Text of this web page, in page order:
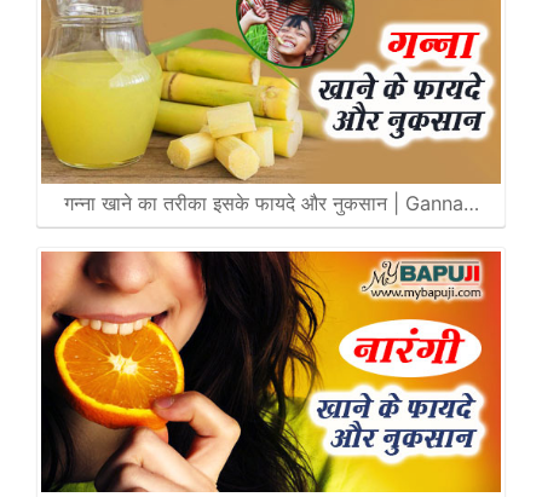
गन्ना खाने का तरीका इसके फायदे और नुकसान | Ganna…